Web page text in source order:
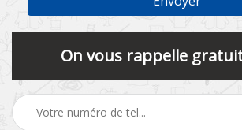
On vous rappelle